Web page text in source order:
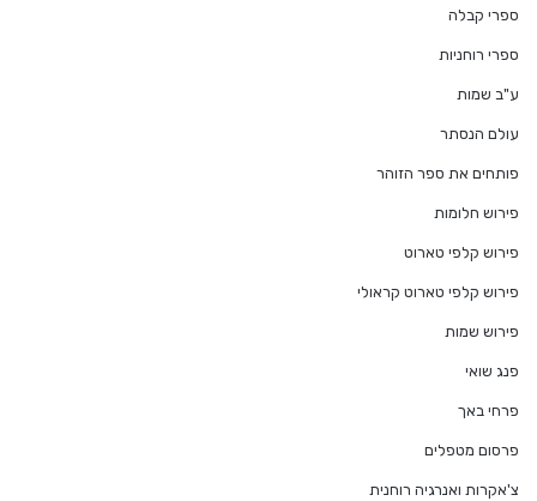
ספרי קבלה
ספרי רוחניות
ע"ב שמות
עולם הנסתר
פותחים את ספר הזוהר
פירוש חלומות
פירוש קלפי טארוט
פירוש קלפי טארוט קראולי
פירוש שמות
פנג שואי
פרחי באך
פרסום מטפלים
צ'אקרות ואנרגיה רוחנית